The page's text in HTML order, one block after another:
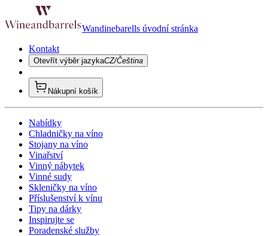
Wandinebarells úvodní stránka
Kontakt
Otevřít výběr jazykaCZ/Čeština
Nákupní košík
Nabídky
Chladničky na víno
Stojany na víno
Vinařství
Vinný nábytek
Vinné sudy
Skleničky na víno
Příslušenství k vínu
Tipy na dárky
Inspirujte se
Poradenské služby